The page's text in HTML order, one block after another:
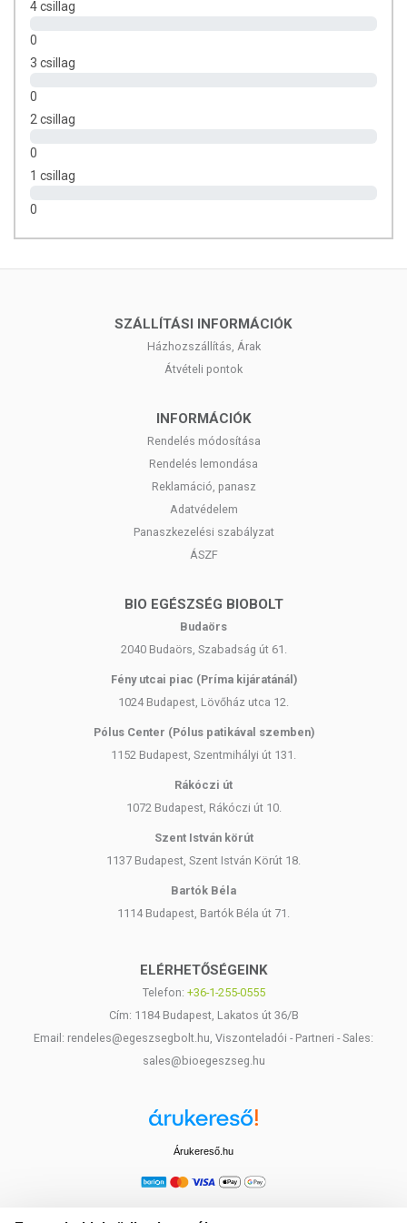
Bio termesztésből származó, vegyszermentes
Segít helyreállítani a haj és a fejbőr természetes egyensúlyát.
ÖSSZETEVŐK/INCI
Aqua (Water), Beer, Alcohol denat.*, Coco Glucoside, Glycerin,
Glyceryl Oleate, Mel (Honey)*, Calendula Officinalis Flower Extract*,
Hydrolyzed Silk, Triticum Vulgare (Wheat) Bran Extract, Xanthan Gum,
A termék nem belső fogyasztásra szolgál. A termék nem gyógyít
betegségeket. A termék nem helyettesíti az orvosi kezelést. Betegség
esetén konzultáljon kezelőorvosával! Kerülje a szembejutást. Ne lépje
bármelyikére! Ha kiütés jelentkezik, függessze fel a használatát!
Gyermekektől elzárva tartandó.
4 csillag
0
3 csillag
0
2 csillag
0
1 csillag
0
SZÁLLÍTÁSI INFORMÁCIÓK
Házhozszállítás, Árak
Átvételi pontok
INFORMÁCIÓK
Rendelés módosítása
Rendelés lemondása
Reklamáció, panasz
Adatvédelem
Panaszkezelési szabályzat
ÁSZF
BIO EGÉSZSÉG BIOBOLT
Budaörs
2040 Budaörs, Szabadság út 61.
Fény utcai piac (Príma kijáratánál)
1024 Budapest, Lövőház utca 12.
Pólus Center (Pólus patikával szemben)
1152 Budapest, Szentmihályi út 131.
Rákóczi út
1072 Budapest, Rákóczi út 10.
Szent István körút
1137 Budapest, Szent István Körút 18.
Bartók Béla
1114 Budapest, Bartók Béla út 71.
ELÉRHETŐSÉGEINK
Telefon: +36-1-255-0555
Cím: 1184 Budapest, Lakatos út 36/B
Email: rendeles@egeszsegbolt.hu, Viszonteladói - Partneri - Sales:
sales@bioegeszseg.hu
Árukereső.hu